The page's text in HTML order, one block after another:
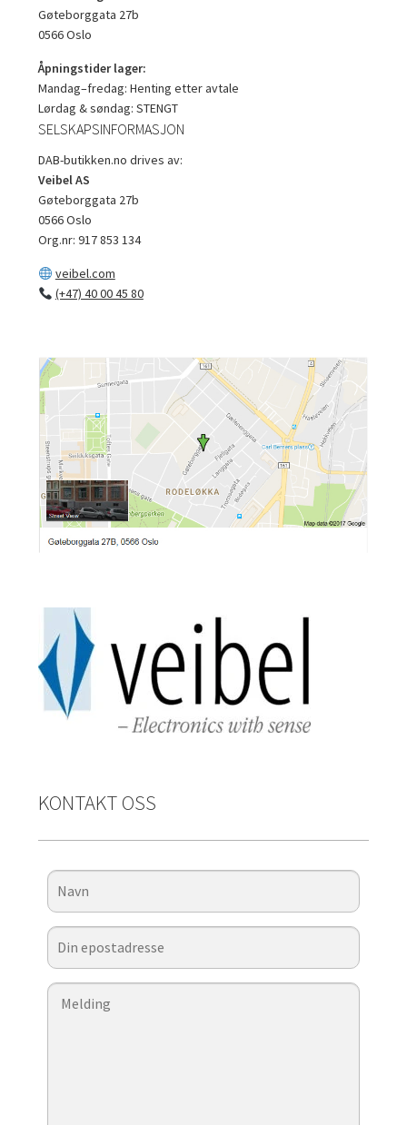
Gøteborggata 27b
0566 Oslo
Åpningstider lager:
Mandag–fredag: Henting etter avtale
Lørdag & søndag: STENGT
SELSKAPSINFORMASJON
DAB-butikken.no drives av:
Veibel AS
Gøteborggata 27b
0566 Oslo
Org.nr: 917 853 134
veibel.com
(+47) 40 00 45 80
KONTAKT OSS